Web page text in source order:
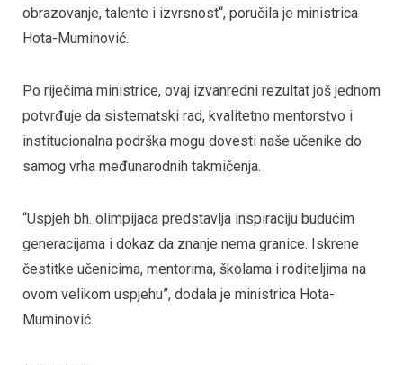
obrazovanje, talente i izvrsnost“, poručila je ministrica
Hota-Muminović.
Po riječima ministrice, ovaj izvanredni rezultat još jednom
potvrđuje da sistematski rad, kvalitetno mentorstvo i
institucionalna podrška mogu dovesti naše učenike do
samog vrha međunarodnih takmičenja.
“Uspjeh bh. olimpijaca predstavlja inspiraciju budućim
generacijama i dokaz da znanje nema granice. Iskrene
čestitke učenicima, mentorima, školama i roditeljima na
ovom velikom uspjehu”, dodala je ministrica Hota-
Muminović.